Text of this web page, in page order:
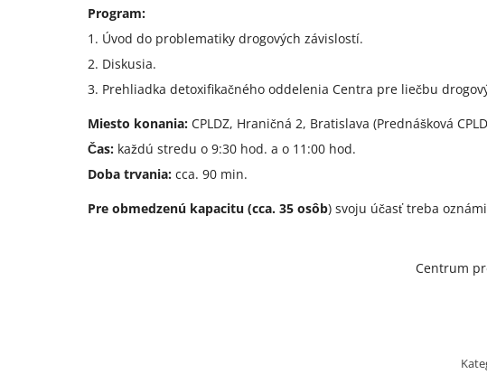
Program:
1. Úvod do problematiky drogových závislostí.
2. Diskusia.
3. Prehliadka detoxifikačného oddelenia Centra pre liečbu
Miesto konania: CPLDZ, Hraničná 2, Bratislava (Prednášková
Čas: každú stredu o 9:30 hod. a o 11:00 hod.
Doba trvania: cca. 90 min.
Pre obmedzenú kapacitu (cca. 35 osôb) svoju účasť treba
Centrum